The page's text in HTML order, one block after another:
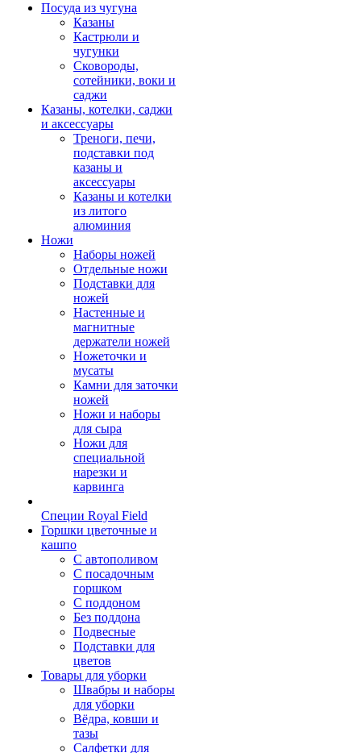
Посуда из чугуна
Казаны
Кастрюли и
чугунки
Сковороды,
сотейники, воки и
саджи
Казаны, котелки, саджи
и аксессуары
Треноги, печи,
подставки под
казаны и
аксессуары
Казаны и котелки
из литого
алюминия
Ножи
Наборы ножей
Отдельные ножи
Подставки для
ножей
Настенные и
магнитные
держатели ножей
Ножеточки и
мусаты
Камни для заточки
ножей
Ножи и наборы
для сыра
Ножи для
специальной
нарезки и
карвинга
Специи Royal Field
Горшки цветочные и
кашпо
С автополивом
С посадочным
горшком
С поддоном
Без поддона
Подвесные
Подставки для
цветов
Товары для уборки
Швабры и наборы
для уборки
Вёдра, ковши и
тазы
Салфетки для